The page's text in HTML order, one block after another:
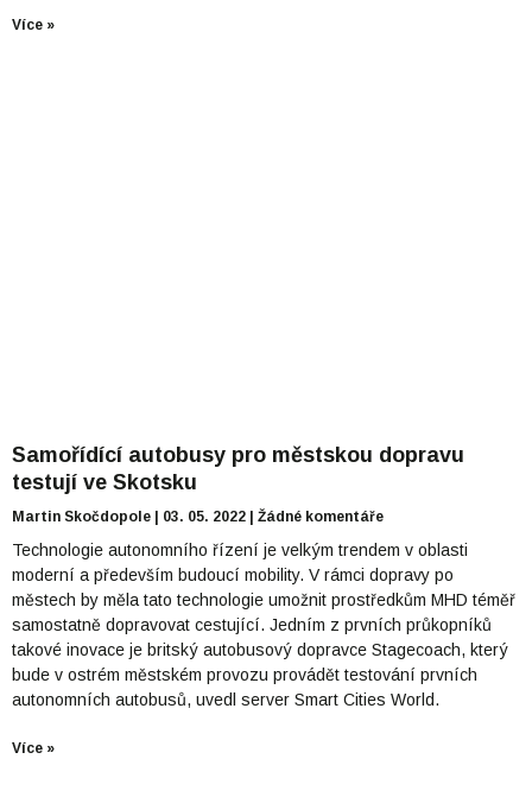
Více »
Samořídící autobusy pro městskou dopravu
testují ve Skotsku
Martin Skočdopole 03. 05. 2022 Žádné komentáře
Technologie autonomního řízení je velkým trendem v oblasti
moderní a především budoucí mobility. V rámci dopravy po
městech by měla tato technologie umožnit prostředkům MHD téměř
samostatně dopravovat cestující. Jedním z prvních průkopníků
takové inovace je britský autobusový dopravce Stagecoach, který
bude v ostrém městském provozu provádět testování prvních
autonomních autobusů, uvedl server Smart Cities World.
Více »